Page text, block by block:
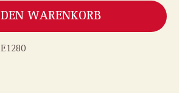
WARENKORB